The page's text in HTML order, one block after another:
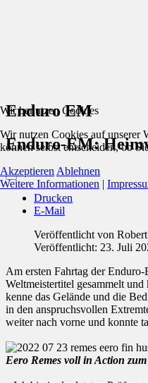
Enduro EM
Enduro-EM:
Drucken
E-Mail
Veröffentlicht von
Veröffentlicht: 23. Juli
Am ersten Fahrtag der
Weltmeistertitel gesammelt
kenne das Gelände und die
in den anspruchsvollen
weiter nach vorne und konnte
Eero Remes voll in Action zum
Wir benutzen Cookies
Wir nutzen Cookies auf unserer
können selbst entscheiden, ob
Akzeptieren Ablehnen
Weitere Informationen |